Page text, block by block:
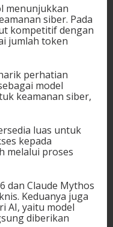
menunjukkan
siber. Pada
kompetitif dengan
jumlah token
perhatian
model
keamanan siber,
luas untuk
kepada
melalui proses
dan Claude Mythos
Keduanya juga
AI, yaitu model
diberikan